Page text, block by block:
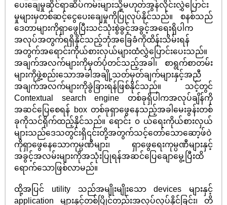
ပေးချေမှုဆိုင်ရာဆိပ်ကမ်းများသို့မဟုတ်အွန်လိုင်းလွှဲပြောင်း
မှုများမှတစ်ဆင့်ငွေပေးချေမှုကိုပြုလုပ်နိုင်သည်။ စနစ်သည်
ဒေတာများကိုရှာဖွေပြီးသင်သုံးစွဲခွင့်အခွင့်အရေးရှိပါက
အလုပ်အတွက်ရရှိနိုင်သည့်ဘုံအခြေခံကိုထိန်းသိမ်းရန်
အတွက်အရောင်းကိုယ်စားလှယ်များထံလွှဲပြောင်းပေးသည်။
အချက်အလက်များကိုမှတ်ပုံတင်သည့်အခါ၊ စာရွက်စာတမ်း
များကိုဖွဲ့စည်းသောအခါအချို့သတ်မှတ်ချက်များနှင့်အညီ
အချက်အလက်များကိုခွဲခြားရန်ဖြစ်နိုင်သည်။ သင့်တွင်
Contextual search engine တစ်ခုရှိပါကအလုပ်ချိန်ကို
အဆင်ပြေစေရန် box တစ်ခုရှာဖွေနေသည့်အခါမေးခွန်းတစ်
ခုကိုသင်ရိုက်ထည့်နိုင်သည်။ ရောင်း ၀ ယ်ရေးကိုယ်စားလှယ်
များသည်ဒေသတွင်းရှိ၎င်းတို့အတွက်သင့်တော်သောဆော့ဖ်ဝဲ
ကိုရှာဖွေနေသောကုမ္ပဏီများ၊ ရှာဖွေရေးကုမ္ပဏီများနှင့်
အခွင့်အလမ်းများကိုအသုံးပြုရန်အဆင်ပြေချောမွေ့ပြီးထိ
ရောက်သောဖြစ်လာမည်။
ထို့အပြင် utility သည်အမျိုးမျိုးသော devices များနှင့်
application များနှင့်တစ်ပြိုင်တည်းအလုပ်လုပ်နိုင်ခြင်း၊ တိ